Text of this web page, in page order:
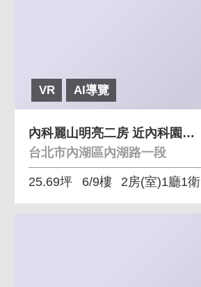
VR AI導覽
內科麗山明亮二房 近內科園區麗山學區三面採光
台北市內湖區內湖路一段
25.69坪 6/9樓 2房(室)1廳1衛